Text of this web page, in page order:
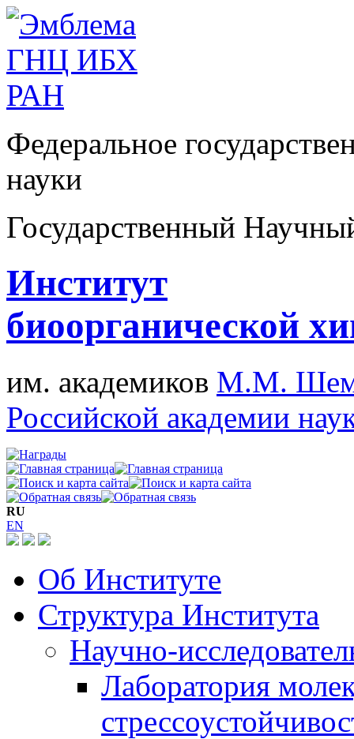
Федеральное
науки
Государственный
Институт
биоорганической
им. академиков М.М.
Российской академии
RU
EN
Об Институте
Структура Института
Научно-
Лаборатория